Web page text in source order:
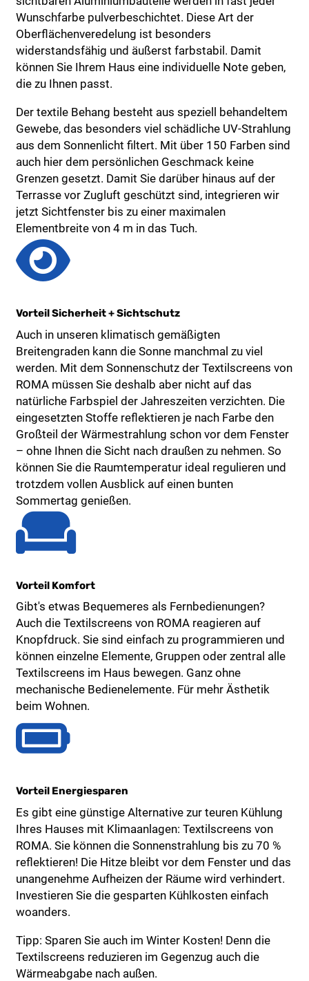
Wunschfarbe pulverbeschichtet. Diese Art der
Oberflächenveredelung ist besonders
widerstandsfähig und äußerst farbstabil. Damit
können Sie Ihrem Haus eine individuelle Note geben,
die zu Ihnen passt.
Der textile Behang besteht aus speziell behandeltem
Gewebe, das besonders viel schädliche UV-Strahlung
aus dem Sonnenlicht filtert. Mit über 150 Farben sind
auch hier dem persönlichen Geschmack keine
Grenzen gesetzt. Damit Sie darüber hinaus auf der
Terrasse vor Zugluft geschützt sind, integrieren wir
jetzt Sichtfenster bis zu einer maximalen
Elementbreite von 4 m in das Tuch.
Vorteil Sicherheit + Sichtschutz
Auch in unseren klimatisch gemäßigten
Breitengraden kann die Sonne manchmal zu viel
werden. Mit dem Sonnenschutz der Textilscreens von
ROMA müssen Sie deshalb aber nicht auf das
natürliche Farbspiel der Jahreszeiten verzichten. Die
eingesetzten Stoffe reflektieren je nach Farbe den
Großteil der Wärmestrahlung schon vor dem Fenster
– ohne Ihnen die Sicht nach draußen zu nehmen. So
können Sie die Raumtemperatur ideal regulieren und
trotzdem vollen Ausblick auf einen bunten
Sommertag genießen.
Vorteil Komfort
Gibt's etwas Bequemeres als Fernbedienungen?
Auch die Textilscreens von ROMA reagieren auf
Knopfdruck. Sie sind einfach zu programmieren und
können einzelne Elemente, Gruppen oder zentral alle
Textilscreens im Haus bewegen. Ganz ohne
mechanische Bedienelemente. Für mehr Ästhetik
beim Wohnen.
Vorteil Energiesparen
Es gibt eine günstige Alternative zur teuren Kühlung
Ihres Hauses mit Klimaanlagen: Textilscreens von
ROMA. Sie können die Sonnenstrahlung bis zu 70 %
reflektieren! Die Hitze bleibt vor dem Fenster und das
unangenehme Aufheizen der Räume wird verhindert.
Investieren Sie die gesparten Kühlkosten einfach
woanders.
Tipp: Sparen Sie auch im Winter Kosten! Denn die
Textilscreens reduzieren im Gegenzug auch die
Wärmeabgabe nach außen.